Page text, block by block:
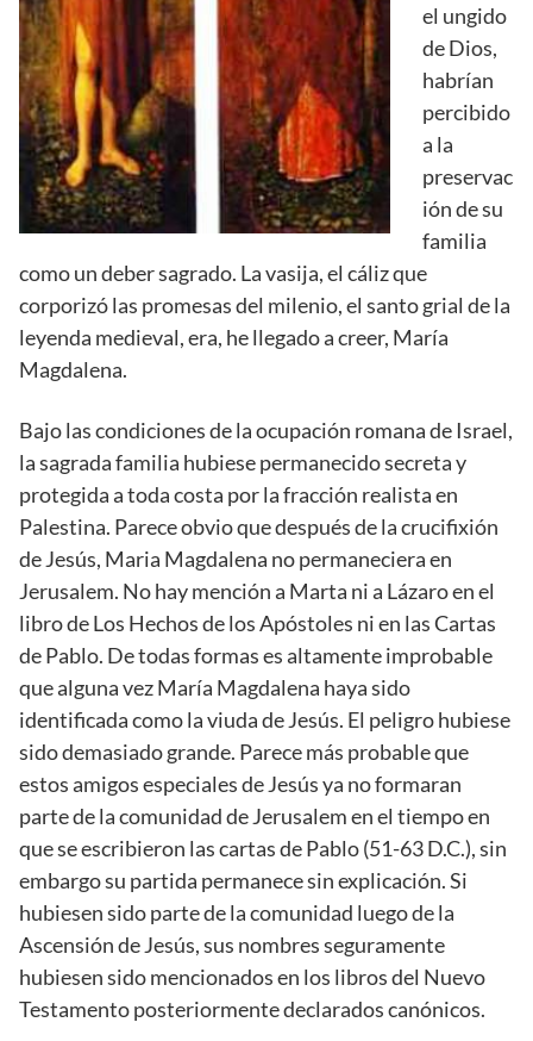
el ungido
de Dios,
habrían
percibido
a la
preservac
ión de su
familia
como un deber sagrado. La vasija, el cáliz que
corporizó las promesas del milenio, el santo grial de la
leyenda medieval, era, he llegado a creer, María
Magdalena.
Bajo las condiciones de la ocupación romana de Israel,
la sagrada familia hubiese permanecido secreta y
protegida a toda costa por la fracción realista en
Palestina. Parece obvio que después de la crucifixión
de Jesús, Maria Magdalena no permaneciera en
Jerusalem. No hay mención a Marta ni a Lázaro en el
libro de Los Hechos de los Apóstoles ni en las Cartas
de Pablo. De todas formas es altamente improbable
que alguna vez María Magdalena haya sido
identificada como la viuda de Jesús. El peligro hubiese
sido demasiado grande. Parece más probable que
estos amigos especiales de Jesús ya no formaran
parte de la comunidad de Jerusalem en el tiempo en
que se escribieron las cartas de Pablo (51-63 D.C.), sin
embargo su partida permanece sin explicación. Si
hubiesen sido parte de la comunidad luego de la
Ascensión de Jesús, sus nombres seguramente
hubiesen sido mencionados en los libros del Nuevo
Testamento posteriormente declarados canónicos.